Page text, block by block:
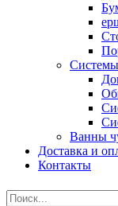
Ванны
Доставка и
Контакты